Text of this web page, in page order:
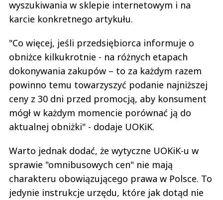
wyszukiwania w sklepie internetowym i na
karcie konkretnego artykułu.
"Co więcej, jeśli przedsiębiorca informuje o
obniżce kilkukrotnie - na różnych etapach
dokonywania zakupów – to za każdym razem
powinno temu towarzyszyć podanie najniższej
ceny z 30 dni przed promocją, aby konsument
mógł w każdym momencie porównać ją do
aktualnej obniżki" - dodaje UOKiK.
Warto jednak dodać, że wytyczne UOKiK-u w
sprawie "omnibusowych cen" nie mają
charakteru obowiązującego prawa w Polsce. To
jedynie instrukcje urzędu, które jak dotąd nie